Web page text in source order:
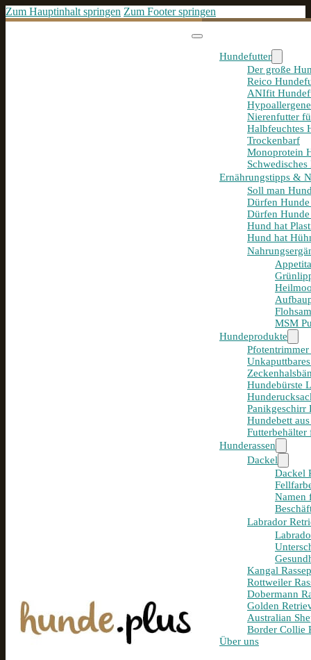
Zum Hauptinhalt springen Zum Footer springen
Hundefutter
Der große
Reico
ANIfit
Nierenfutter
Halbfeuchtes
Trockenbarf
Monoprotein
Ernährungstipps &
Soll man
Dürfen
Dürfen Hunde
Hund hat
Hund hat
MSM
Hundeprodukte
Hundebürste
Panikgeschirr
Hundebett
Hunderassen
Dackel
Dackel
Namen
Labrador
Kangal
Rottweiler
Dobermann
Golden
Australian
Border Collie
Über uns